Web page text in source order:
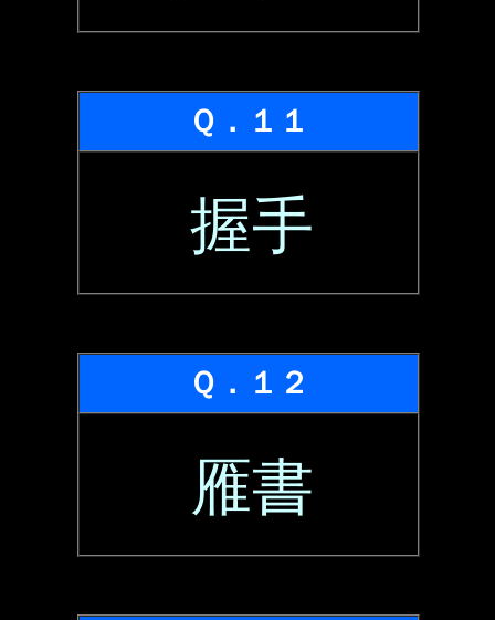
Ｑ．１１
握手
Ｑ．１２
雁書